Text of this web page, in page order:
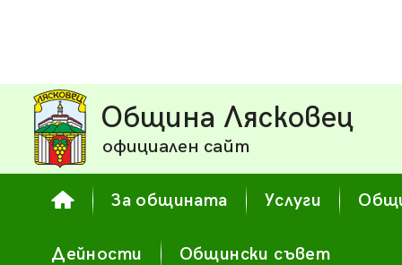
Община Лясковец
официален сайт
За общината Услуги
Дейности Общински съвет